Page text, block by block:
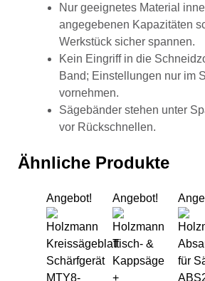
Nur geeignetes Material
angegebenen Kapazitäten
Werkstück sicher spannen.
Kein Eingriff in die
Band; Einstellungen nur im
vornehmen.
Sägebänder stehen unter
vor Rückschnellen.
Ähnliche Produkte
Angebot!
Holzmann
Angebot!